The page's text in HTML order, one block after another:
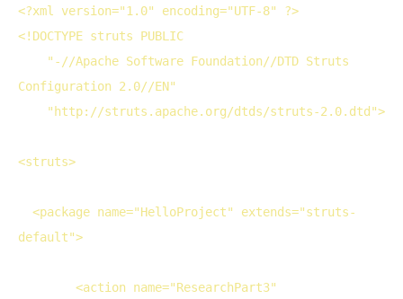
<?xml version="1.0" encoding="UTF-8" ?>
<! DOCTYPE struts PUBLIC
Configuration 2.0//EN"
    "http://struts.apache.org/dtds/struts-2.0.dtd">
<struts>
<package name="HelloProject" extends="struts-
default">
<action name